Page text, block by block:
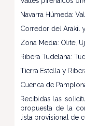
Navarra Húmeda:
Corredor del Arakil
Zona Media: Olite,
Ribera Tudelana:
Tierra Estella y
Cuenca de
Recibidas las
propuesta de la
lista provisional de